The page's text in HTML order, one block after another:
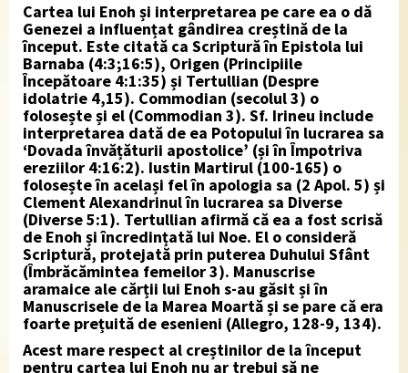
Cartea lui Enoh și interpretarea pe care ea o dă
Genezei a influențat gândirea creștină de la
început. Este citată ca Scriptură în Epistola lui
Barnaba (4:3;16:5), Origen (Principiile
Începătoare 4:1:35) și Tertullian (Despre
idolatrie 4,15). Commodian (secolul 3) o
folosește și el (Commodian 3). Sf. Irineu include
interpretarea dată de ea Potopului în lucrarea sa
‘Dovada învățăturii apostolice’ (și în Împotriva
ereziilor 4:16:2). Iustin Martirul (100-165) o
folosește în același fel în apologia sa (2 Apol. 5) și
Clement Alexandrinul în lucrarea sa Diverse
(Diverse 5:1). Tertullian afirmă că ea a fost scrisă
de Enoh și încredințată lui Noe. El o consideră
Scriptură, protejată prin puterea Duhului Sfânt
(Îmbrăcămintea femeilor 3). Manuscrise
aramaice ale cărții lui Enoh s-au găsit și în
Manuscrisele de la Marea Moartă și se pare că era
foarte prețuită de esenieni (Allegro, 128-9, 134).
Acest mare respect al creștinilor de la început
pentru cartea lui Enoh nu ar trebui să ne